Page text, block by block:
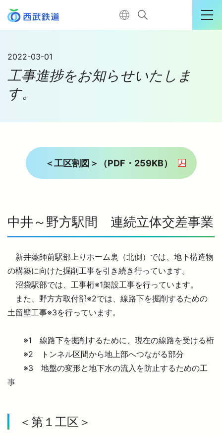
購入はこちら
電車に乗る
おでかけ
より安全に・快適に
ニュースルーム
採用情報
法人の方へ
お忘れもの Lost＆Found
2022-03-01
工事進捗をお知らせいたしま
す。
＜工区割図＞（PDF・259KB）
中井～野方駅間 連続立体交差事業
新井薬師前駅部上りホーム裏（北側）では、地下構造物
の構築に向けた掘削工事を引き続き行っています。
沼袋駅部では、工事桁※1架設工事を行っています。
また、野方方取付部※2では、線路下を掘削するための
土留壁工事※3を行っています。
※1 線路下を掘削するために、現在の線路を受ける桁
※2 トンネル区間から地上部へつながる部分
※3 地盤の変形と地下水の流入を防止するための工
事
＜第１工区＞